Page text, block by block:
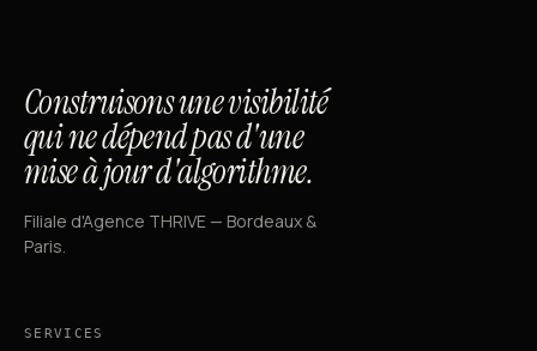
Construisons une visibilité
qui ne dépend pas d'une
mise à jour d'algorithme.
Filiale d'Agence THRIVE — Bordeaux &
Paris.
SERVICES